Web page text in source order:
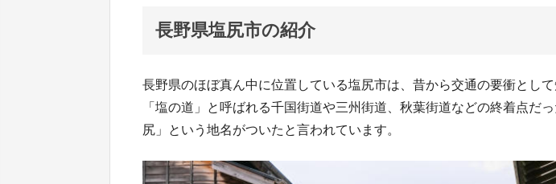
長野県塩尻市の紹介
長野県のほぼ真ん中に位置している塩尻市は、昔から交通の要衝として
「塩の道」と呼ばれる千国街道や三州街道、秋葉街道などの終着点だ
尻」という地名がついたと言われています。